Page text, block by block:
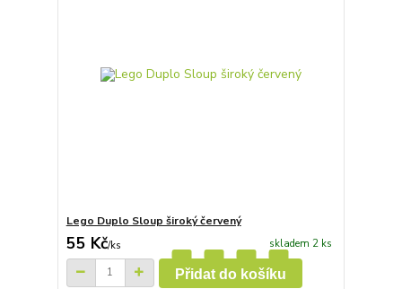
Lego Duplo Sloup široký červený
55 Kč/ks skladem 2 ks
Přidat do košíku